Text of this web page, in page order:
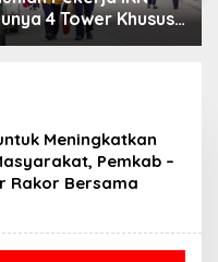
4 Tower Khusus
Perempuan,
Meningkatkan
Pemkab –
Rakor Bersama